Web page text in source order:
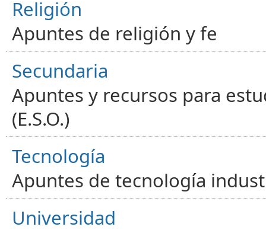
Religión
Apuntes de religión y fe
Secundaria
Apuntes y recursos para
(E.S.O.)
Tecnología
Apuntes de tecnología
Universidad